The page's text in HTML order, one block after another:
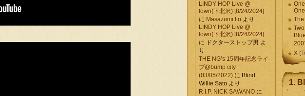
LINDY HOP Live @
lown(下北沢) [8/24/2024]
に Masazumi Ito より
LINDY HOP Live @
lown(下北沢) [8/24/2024]
に ドクターストップ男 よ
り
THE NG’s 15周年記念ライ
ブ@bump city
(03/05/2022) に Blind
Willie Sato より
R.I.P. NICK SAWANO に
X
1.